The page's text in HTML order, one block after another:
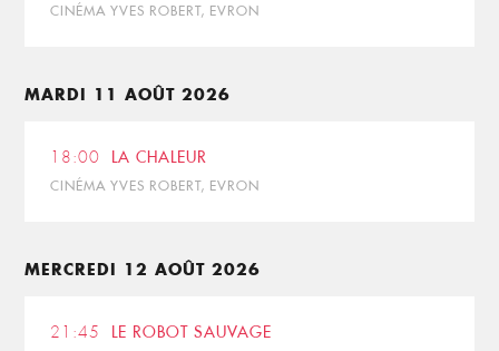
CINÉMA YVES ROBERT, EVRON
MARDI 11 AOÛT 2026
18:00 LA CHALEUR
CINÉMA YVES ROBERT, EVRON
MERCREDI 12 AOÛT 2026
21:45 LE ROBOT SAUVAGE